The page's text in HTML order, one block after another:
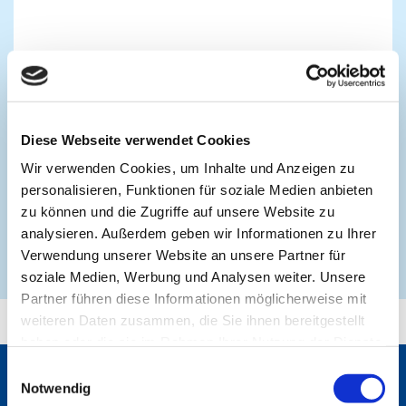
Diese Webseite verwendet Cookies
Wir verwenden Cookies, um Inhalte und Anzeigen zu
personalisieren, Funktionen für soziale Medien anbieten
zu können und die Zugriffe auf unsere Website zu
analysieren. Außerdem geben wir Informationen zu Ihrer
Verwendung unserer Website an unsere Partner für
soziale Medien, Werbung und Analysen weiter. Unsere
Partner führen diese Informationen möglicherweise mit
weiteren Daten zusammen, die Sie ihnen bereitgestellt
Cookies, wenn Sie unsere Webseite weiterhin nutzen.
Notwendig
Weitere Infos der DGUV und der
Landesverbände zum Durchgangsarztverfahren